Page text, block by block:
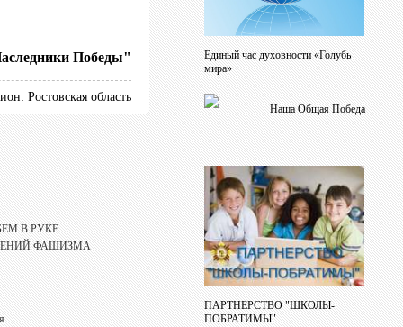
Победы"
Ростовская область
В РУКЕ
ФАШИЗМА
Единый час духовности «Голубь
мира»
Наша Общая Победа
ПАРТНЕРСТВО "ШКОЛЫ-
ПОБРАТИМЫ"